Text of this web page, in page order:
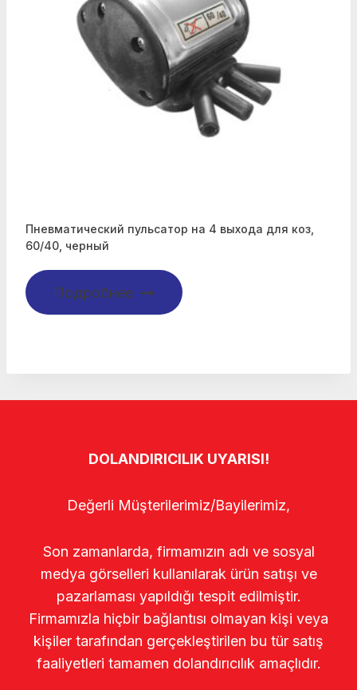
Пневматический пульсатор на 4 выхода для коз,
60/40, черный
Подробнее
DOLANDIRICILIK UYARISI!
Değerli Müşterilerimiz/Bayilerimiz,
Son zamanlarda, firmamızın adı ve sosyal
medya görselleri kullanılarak ürün satışı ve
pazarlaması yapıldığı tespit edilmiştir.
Firmamızla hiçbir bağlantısı olmayan kişi veya
kişiler tarafından gerçekleştirilen bu tür satış
faaliyetleri tamamen dolandırıcılık amaçlıdır.